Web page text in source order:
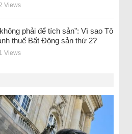
Views
phải để tích sản”: Vì sao Tô
thuế Bất Động sản thứ 2?
Views